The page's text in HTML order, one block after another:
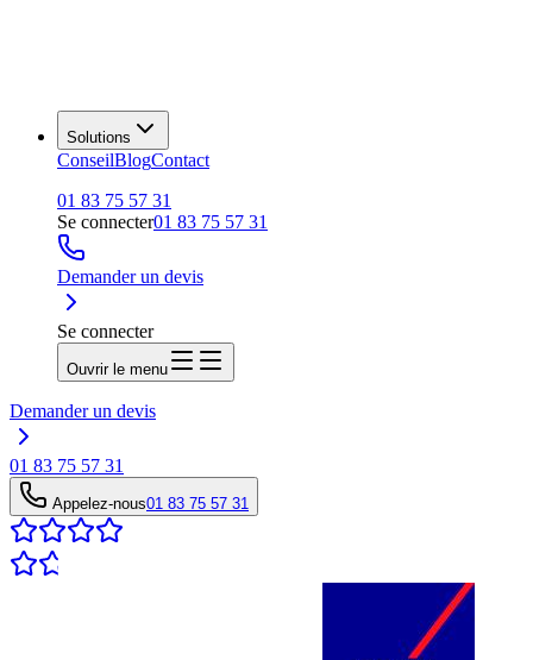
Solutions
ConseilBlogContact
01 83 75 57 31
Se connecter01 83 75 57 31
Demander un devis
Se connecter
Ouvrir le menu
Demander un devis
01 83 75 57 31
Appelez-nous01 83 75 57 31